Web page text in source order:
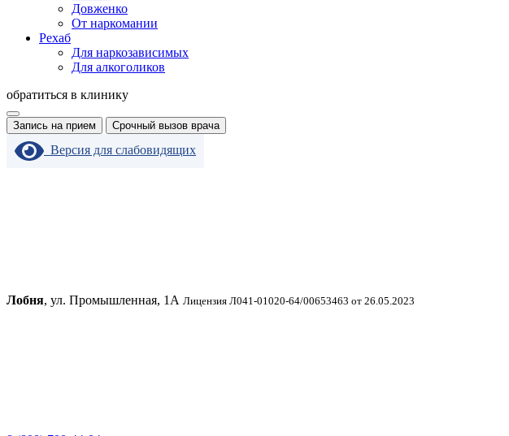
Довженко
От наркомании
Рехаб
Для наркозависимых
Для алкоголиков
обратиться в клинику
Запись на прием Срочный вызов врача
Версия для слабовидящих
Лобня, ул. Промышленная, 1А Лицензия Л041-01020-64/00653463 от 26.05.2023